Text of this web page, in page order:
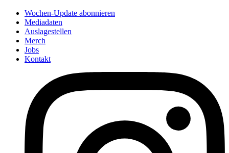
Wochen-Update abonnieren
Mediadaten
Auslagestellen
Merch
Jobs
Kontakt